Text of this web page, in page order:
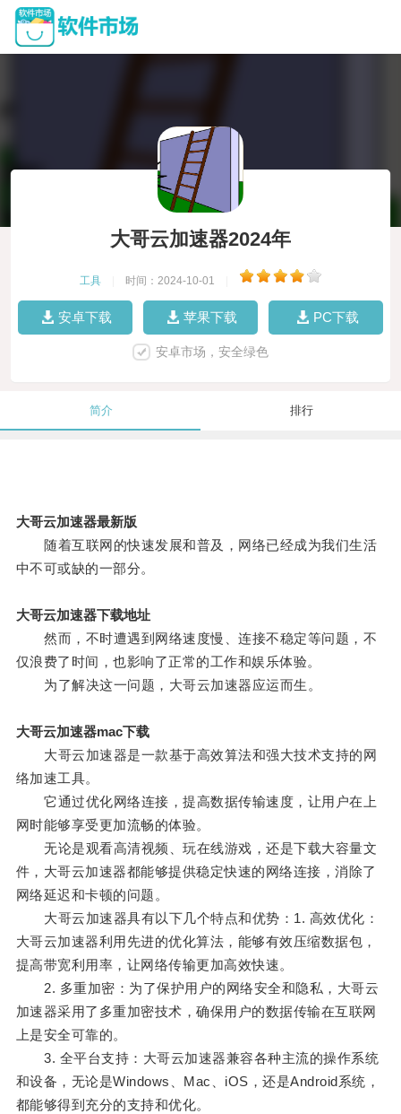
大哥云加速器2024年
工具 时间：2024-10-01
安卓下载 苹果下载 PC下载
安卓市场，安全绿色
简介 排行
大哥云加速器最新版
随着互联网的快速发展和普及，网络已经成为我们生活
中不可或缺的一部分。
大哥云加速器下载地址
然而，不时遭遇到网络速度慢、连接不稳定等问题，不
仅浪费了时间，也影响了正常的工作和娱乐体验。
为了解决这一问题，大哥云加速器应运而生。
大哥云加速器mac下载
大哥云加速器是一款基于高效算法和强大技术支持的网
络加速工具。
它通过优化网络连接，提高数据传输速度，让用户在上
网时能够享受更加流畅的体验。
无论是观看高清视频、玩在线游戏，还是下载大容量文
件，大哥云加速器都能够提供稳定快速的网络连接，消除了
网络延迟和卡顿的问题。
大哥云加速器具有以下几个特点和优势：1. 高效优化：
大哥云加速器利用先进的优化算法，能够有效压缩数据包，
提高带宽利用率，让网络传输更加高效快速。
2. 多重加密：为了保护用户的网络安全和隐私，大哥云
加速器采用了多重加密技术，确保用户的数据传输在互联网
上是安全可靠的。
3. 全平台支持：大哥云加速器兼容各种主流的操作系统
和设备，无论是Windows、Mac、iOS，还是Android系统，
都能够得到充分的支持和优化。